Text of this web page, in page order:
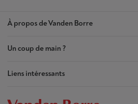
À propos de Vanden Borre
Nos magasins
Contrat de Confiance
Un coup de main ?
Mes commandes
Liens intéressants